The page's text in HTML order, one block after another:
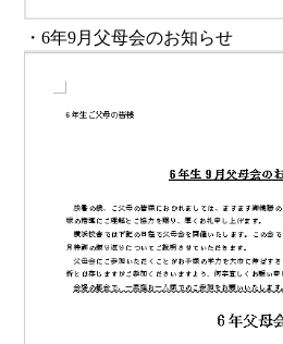
・6年9月父母会のお知らせ